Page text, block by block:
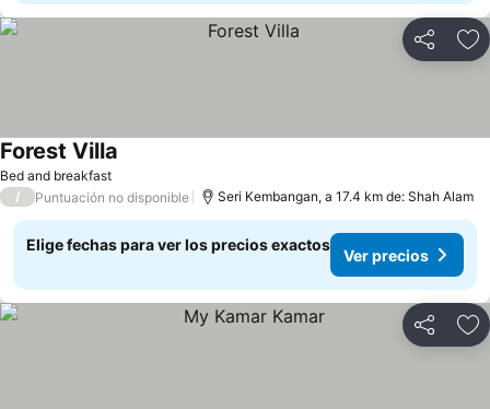
Compartir
Bed and breakfast
Forest Villa
/ Puntuación no disponible Seri Kembangan, a 17.4 km de: Shah Alam
Elige fechas para ver los precios exactos
Ver precios
Compartir